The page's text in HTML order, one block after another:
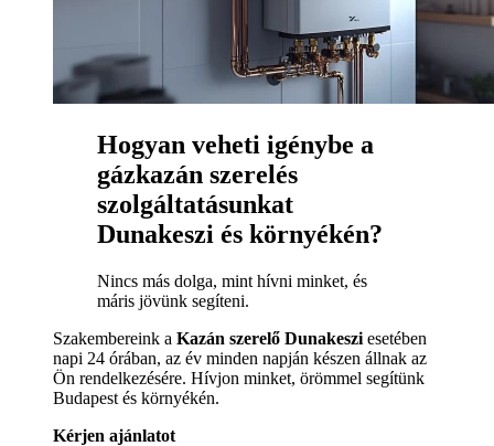
Hogyan veheti igénybe a
gázkazán szerelés
szolgáltatásunkat
Dunakeszi és környékén?
Nincs más dolga, mint hívni minket, és
máris jövünk segíteni.
Szakembereink a Kazán szerelő Dunakeszi esetében
napi 24 órában, az év minden napján készen állnak az
Ön rendelkezésére. Hívjon minket, örömmel segítünk
Budapest és környékén.
Kérjen ajánlatot